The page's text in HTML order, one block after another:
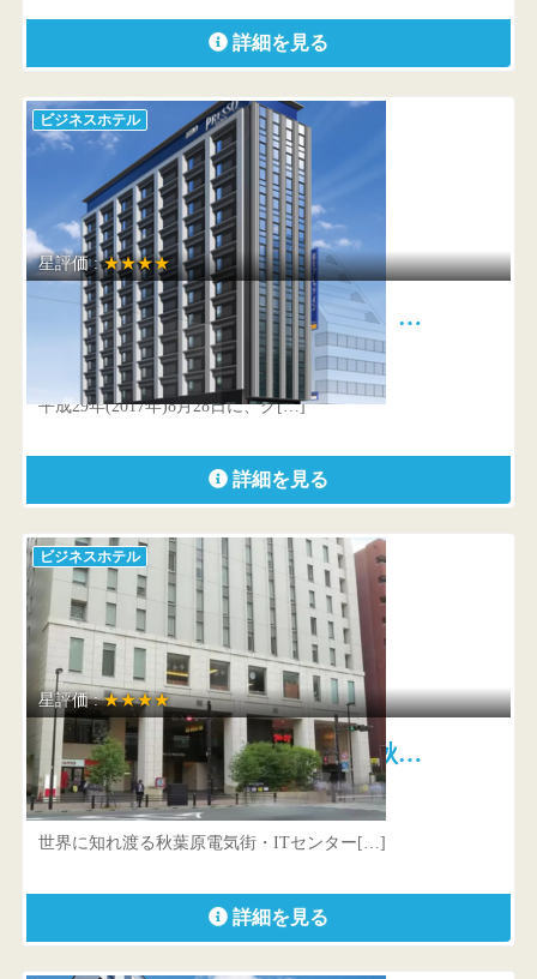
詳細を見る
ビジネスホテル
星評価 :★★★★
京王プレッソイン東京駅八重洲 …
東京都 中央区京橋1丁目4-1
平成29年(2017年)8月28日に、グ[…]
詳細を見る
ビジネスホテル
星評価 :★★★★
秋葉原ワシントンホテル 秋…
東京都 千代田区神田佐久間町1-8-3
世界に知れ渡る秋葉原電気街・ITセンター[…]
詳細を見る